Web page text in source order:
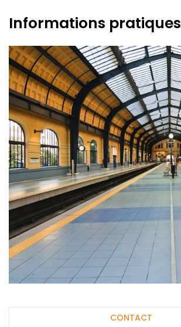
Informations pratiques
CONTACT